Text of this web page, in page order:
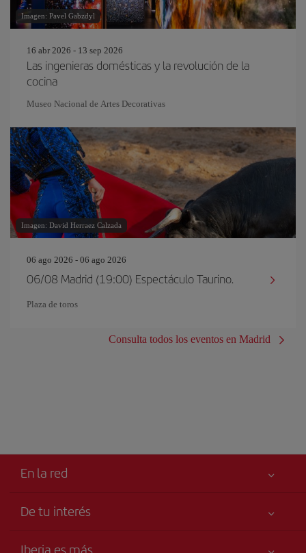
Imagen: Pavel Gabzdyl
16 abr 2026 - 13 sep 2026
Las ingenieras domésticas y la revolución de la
cocina
Museo Nacional de Artes Decorativas
Imagen: David Herraez Calzada
06 ago 2026 - 06 ago 2026
06/08 Madrid (19:00) Espectáculo Taurino.
Plaza de toros
Consulta todos los eventos en Madrid
En la red
De tu interés
Iberia es más